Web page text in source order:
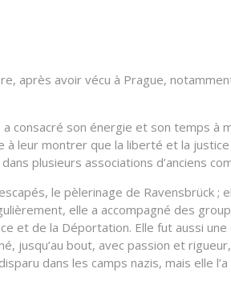
après avoir vécu à Prague,
consacré son énergie et son temps
leur montrer que la liberté et la
plusieurs associations d’anciens
le pèlerinage de
elle a accompagné des
et de la Déportation. Elle fut aussi
jusqu’au bout, avec passion et
dans les camps nazis, mais elle